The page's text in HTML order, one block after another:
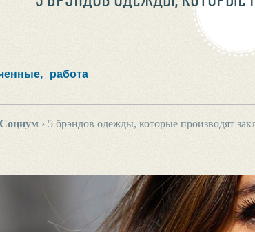
работа
Социум› 5 брэндов одежды, которые производят